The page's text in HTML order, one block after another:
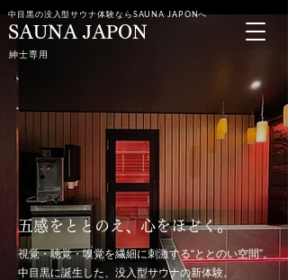
中目黒の没入型サウナ体験ならSAUNA JAPONへ
SAUNA JAPON
紳士専用
五感をととのえ、心をほどく。
視覚・聴覚・嗅覚を繊細に刺激する“ととのい空間”。
中目黒に誕生した、没入型サウナの新体験。